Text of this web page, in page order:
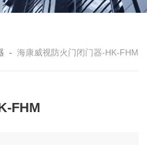
- 海康威视防火门闭门器-HK-FHM
FHM